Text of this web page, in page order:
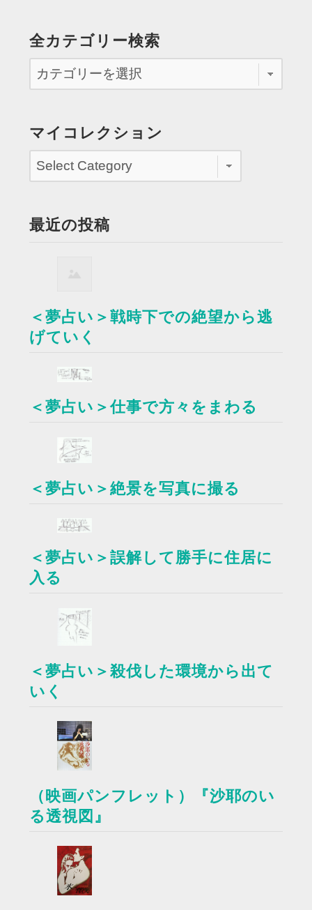
全カテゴリー検索
マイコレクション
最近の投稿
＜夢占い＞戦時下での絶望から逃
げていく
＜夢占い＞仕事で方々をまわる
＜夢占い＞絶景を写真に撮る
＜夢占い＞誤解して勝手に住居に
入る
＜夢占い＞殺伐した環境から出て
いく
（映画パンフレット）『沙耶のい
る透視図』